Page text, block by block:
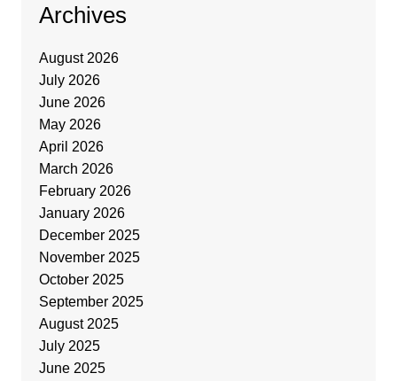
Archives
August 2026
July 2026
June 2026
May 2026
April 2026
March 2026
February 2026
January 2026
December 2025
November 2025
October 2025
September 2025
August 2025
July 2025
June 2025